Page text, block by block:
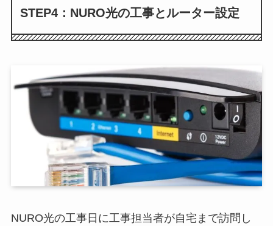
STEP4：NURO光の工事とルーター設定
NURO光の工事日に工事担当者が自宅まで訪問し